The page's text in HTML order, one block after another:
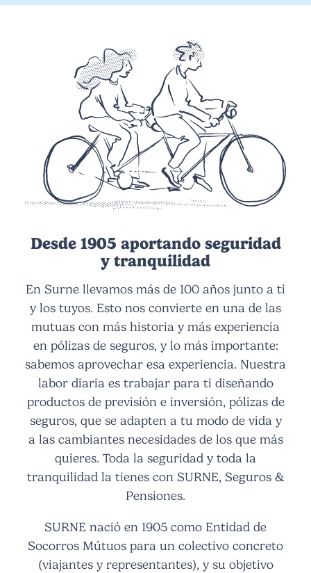
Desde 1905 aportando seguridad
y tranquilidad
En Surne llevamos más de 100 años junto a ti
y los tuyos. Esto nos convierte en una de las
mutuas con más historia y más experiencia
en pólizas de seguros, y lo más importante:
sabemos aprovechar esa experiencia. Nuestra
labor diaria es trabajar para ti diseñando
productos de previsión e inversión, pólizas de
seguros, que se adapten a tu modo de vida y
a las cambiantes necesidades de los que más
quieres. Toda la seguridad y toda la
tranquilidad la tienes con SURNE, Seguros &
Pensiones.
SURNE nació en 1905 como Entidad de
Socorros Mútuos para un colectivo concreto
(viajantes y representantes), y su objetivo